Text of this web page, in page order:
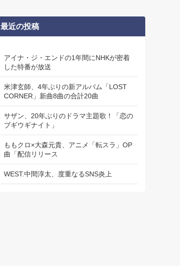
最近の投稿
アイナ・ジ・エンドの1年間にNHKが密着
した特番が放送
米津玄師、4年ぶりの新アルバム「LOST
CORNER」新曲8曲の合計20曲
サザン、20年ぶりのドラマ主題歌！「恋の
ブギウギナイト」
ももクロ×大森元貴、アニメ「転スラ」OP
曲「配信リリース
WEST.中間淳太、度重なるSNS炎上